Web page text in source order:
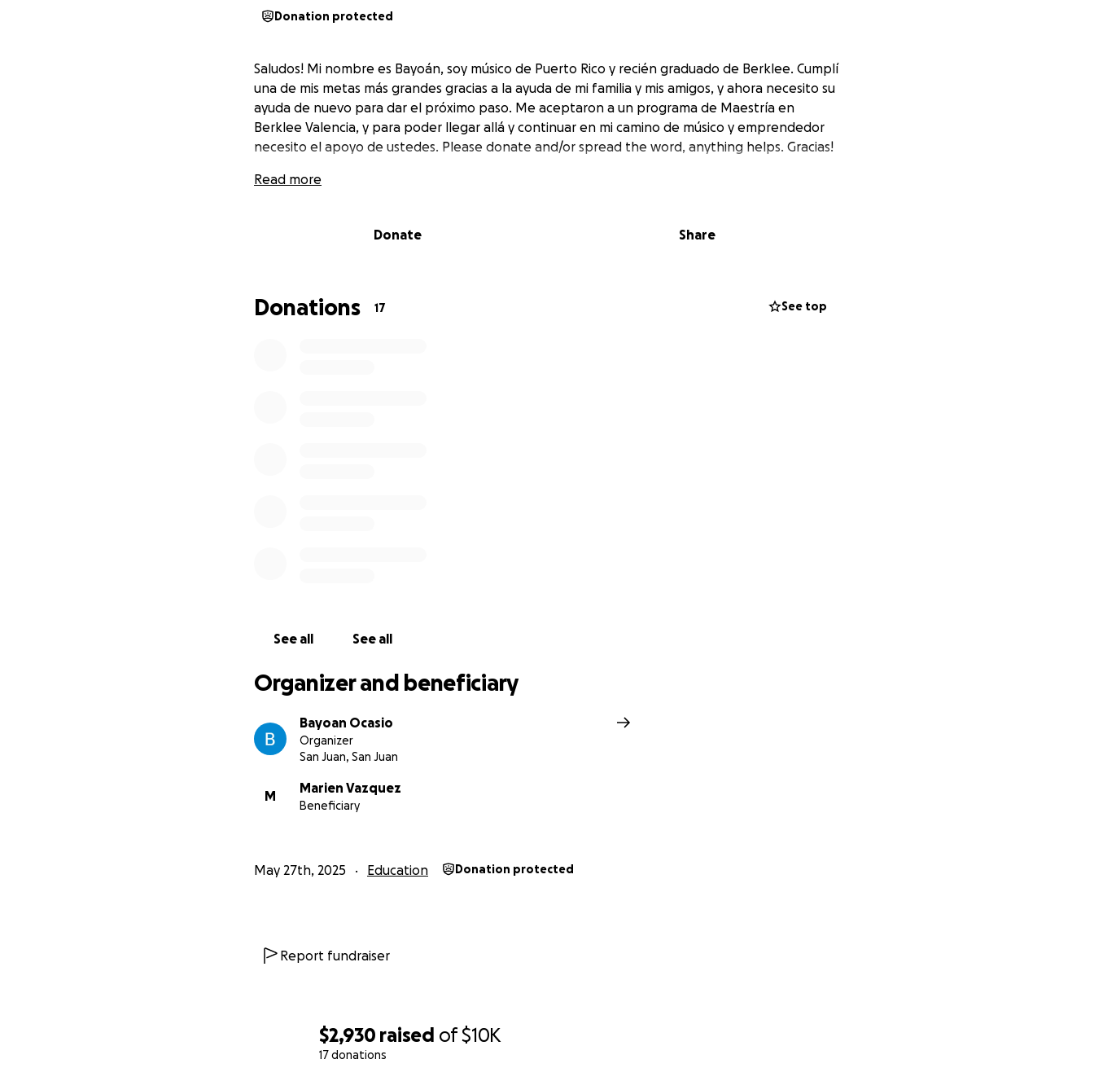
$2,930 raised of$10K
17 donations
Donation protected
Saludos! Mi nombre es Bayoán, soy músico de Puerto Rico y recién graduado de Berklee. Cumplí
una de mis metas más grandes gracias a la ayuda de mi familia y mis amigos, y ahora necesito su
ayuda de nuevo para dar el próximo paso. Me aceptaron a un programa de Maestría en
Berklee Valencia, y para poder llegar allá y continuar en mi camino de músico y emprendedor
necesito el apoyo de ustedes. Please donate and/or spread the word, anything helps. Gracias!
Read more
Donate Share
Donations 17 See top
See all See all
Organizer and beneficiary
Bayoan Ocasio
Organizer
San Juan, San Juan
M
Marien Vazquez
Beneficiary
May 27th, 2025 Education Donation protected
Report fundraiser